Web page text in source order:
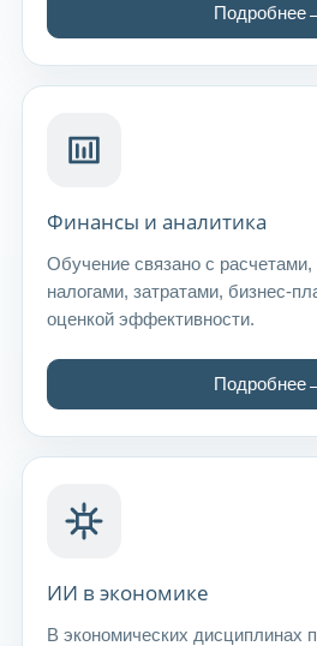
Подробнее
Финансы и аналитика
Обучение связано с расчетами,
налогами, затратами, бизнес-
оценкой эффективности.
Подробнее
ИИ в экономике
В экономических дисциплинах